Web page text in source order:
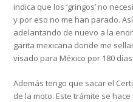
indica que los ‘gringos’ no
y por eso no me han parado.
adelantando de nuevo a la
garita mexicana donde me
visado para México por 180
Además tengo que sacar el
de la moto. Este trámite se